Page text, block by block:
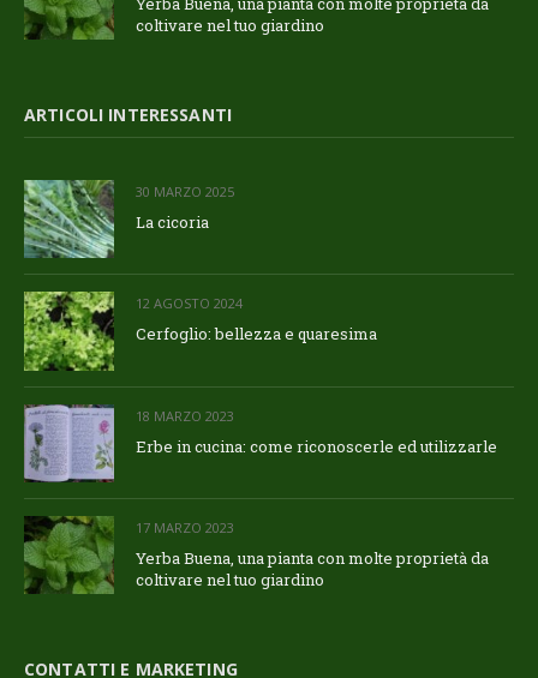
coltivare nel tuo giardino
ARTICOLI INTERESSANTI
30 MARZO 2025
La cicoria
12 AGOSTO 2024
Cerfoglio: bellezza e quaresima
18 MARZO 2023
Erbe in cucina: come riconoscerle ed utilizzarle
17 MARZO 2023
Yerba Buena, una pianta con molte proprietà da
coltivare nel tuo giardino
CONTATTI E MARKETING